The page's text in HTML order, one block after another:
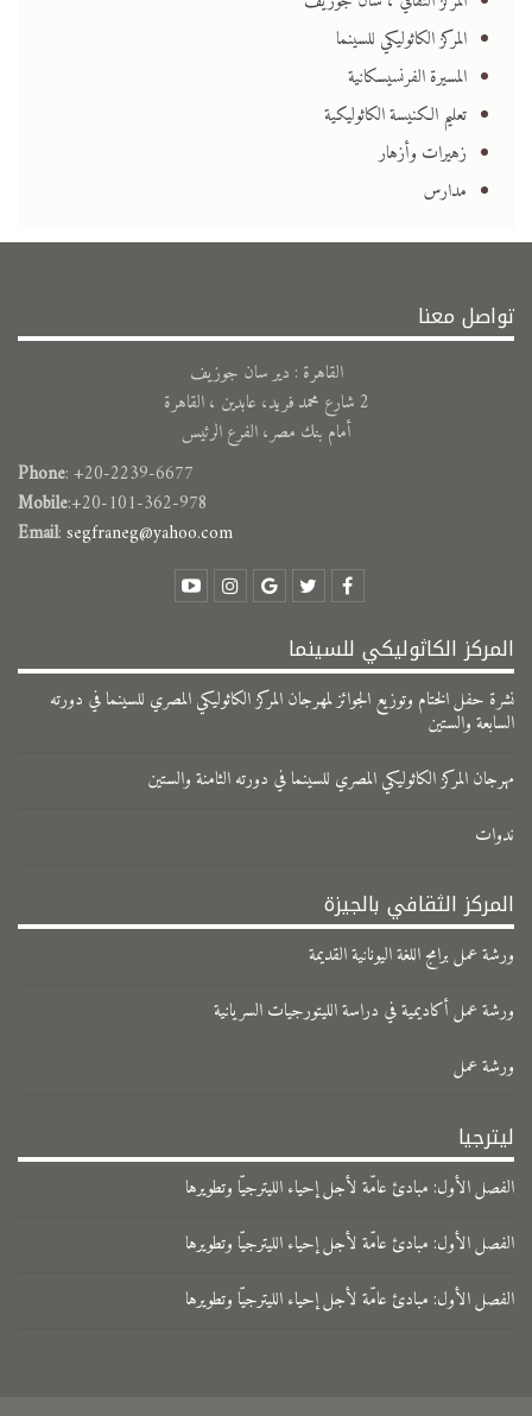
المركز الكاثوليكي للسينما
المسيرة الفرنسيسكانية
تعليم الكنيسة الكاثوليكية
زهيرات وأزهار
مدارس
تواصل معنا
القاهرة : دير سان جوزيف
2 شارع محمد فريد، عابدين ، القاهرة
أمام بنك مصر، الفرع الرئيس
Phone: +20-2239-6677
Mobile:+20-101-362-978
Email:segfraneg@yahoo.com
المركز الكاثوليكي للسينما
نشرة حفل الختام وتوزيع الجوائز لمهرجان المركز الكاثوليكي المصري للسينما في دورته
السابعة والستين
مهرجان المركز الكاثوليكي المصري للسينما في دورته الثامنة والستين
ندوات
المركز الثقافي بالجيزة
ورشة عمل برامج اللغة اليونانية القديمة
ورشة عمل أكاديمية في دراسة الليتورجيات السريانية
ورشة عمل
ليترجيا
الفصل الأول: مبادئ عامّة لأجل إحياء الليترجيّا وتطويرها
الفصل الأول: مبادئ عامّة لأجل إحياء الليترجيّا وتطويرها
الفصل الأول: مبادئ عامّة لأجل إحياء الليترجيّا وتطويرها